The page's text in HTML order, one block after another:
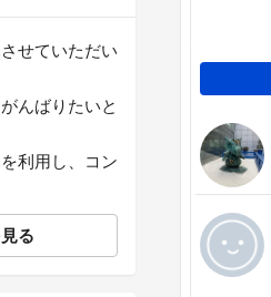
せていただい
んばりたいと
利用し、コン
る